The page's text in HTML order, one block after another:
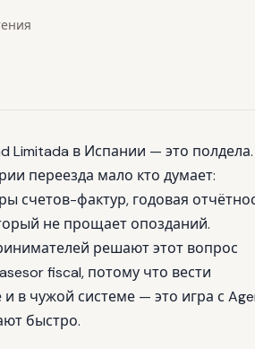
Limitada в Испании — это полдела.
переезда мало кто думает:
счетов-фактур, годовая
не прощает опозданий.
решают этот вопрос
fiscal, потому что вести
в чужой системе — это игра с
быстро.